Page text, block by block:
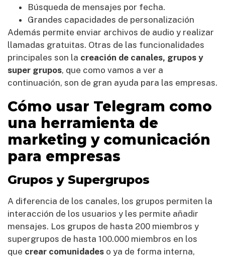
Búsqueda de mensajes por fecha.
Grandes capacidades de personalización
Además permite enviar archivos de audio y realizar
llamadas gratuitas. Otras de las funcionalidades
principales son la creación de canales, grupos y
super grupos, que como vamos a ver a
continuación, son de gran ayuda para las empresas.
Cómo usar Telegram como
una herramienta de
marketing y comunicación
para empresas
Grupos y Supergrupos
A diferencia de los canales, los grupos permiten la
interacción de los usuarios y les permite añadir
mensajes. Los grupos de hasta 200 miembros y
supergrupos de hasta 100.000 miembros en los
que crear comunidades o ya de forma interna,